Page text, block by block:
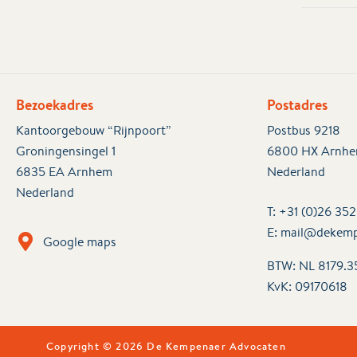
Bezoekadres
Kantoorgebouw “Rijnpoort”
Groningensingel 1
6835 EA Arnhem
Nederland
Google maps
Postadres
Postbus 9218
6800 HX
Nederland
T: +31 (0)26
E:
BTW: NL
KvK: 09170618
Copyright © 2026 De Kempenaer Advocaten